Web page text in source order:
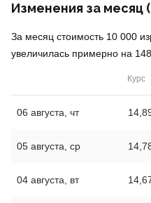
Изменения за месяц
За месяц стоимость 10 000
увеличилась примерно на 148
Курс
06 августа, чт
05 августа, ср
04 августа, вт